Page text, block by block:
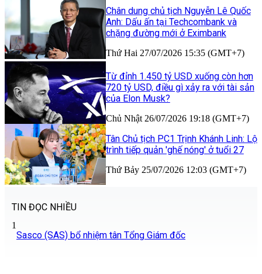
Chân dung chủ tịch Nguyễn Lê Quốc
Anh: Dấu ấn tại Techcombank và
chặng đường mới ở Eximbank
Thứ Hai 27/07/2026 15:35 (GMT+7)
Từ đỉnh 1.450 tỷ USD xuống còn hơn
720 tỷ USD, điều gì xảy ra với tài sản
của Elon Musk?
Chủ Nhật 26/07/2026 19:18 (GMT+7)
Tân Chủ tịch PC1 Trịnh Khánh Linh: Lộ
trình tiếp quản 'ghế nóng' ở tuổi 27
Thứ Bảy 25/07/2026 12:03 (GMT+7)
TIN ĐỌC NHIỀU
1
Sasco (SAS) bổ nhiệm tân Tổng Giám đốc